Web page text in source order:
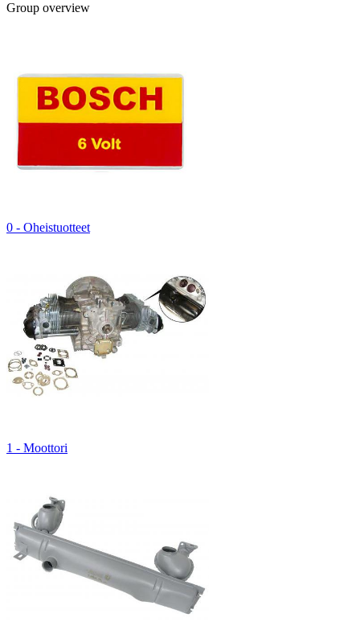
Group overview
0 - Oheistuotteet
1 - Moottori